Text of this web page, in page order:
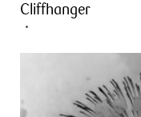
Cliffhanger